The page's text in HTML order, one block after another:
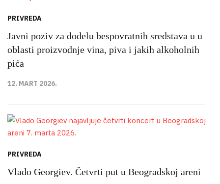
PRIVREDA
Javni poziv za dodelu bespovratnih sredstava u u
oblasti proizvodnje vina, piva i jakih alkoholnih
pića
12. MART 2026.
PRIVREDA
Vlado Georgiev. Četvrti put u Beogradskoj areni